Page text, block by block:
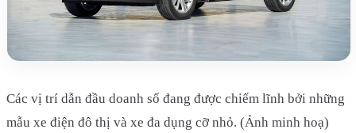
Các vị trí dẫn đầu doanh số đang được chiếm lĩnh bởi những
mẫu xe điện đô thị và xe đa dụng cỡ nhỏ. (Ảnh minh hoạ)​